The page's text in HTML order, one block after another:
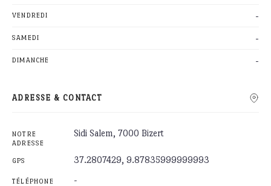
VENDREDI -
SAMEDI -
DIMANCHE -
ADRESSE & CONTACT
NOTRE
ADRESSE
Sidi Salem, 7000 Bizert
GPS 37.2807429, 9.87835999999993
TÉLÉPHONE -